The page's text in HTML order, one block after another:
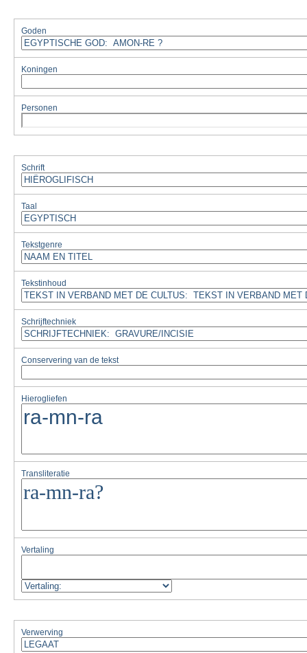
Goden
Koningen
Personen
Schrift
Taal
Tekstgenre
Tekstinhoud
Schrijftechniek
Conservering van de tekst
Hierogliefen
Transliteratie
Vertaling
Verwerving